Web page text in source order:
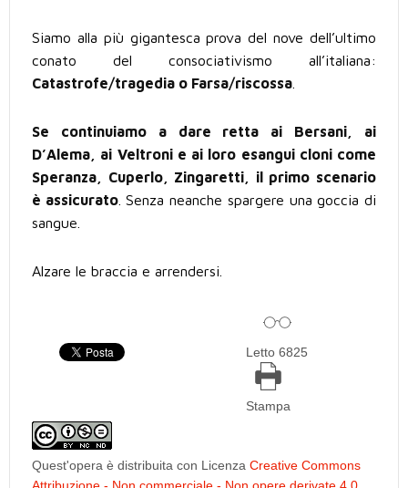
Siamo alla più gigantesca prova del nove dell’ultimo
conato del consociativismo all’italiana:
Catastrofe/tragedia o Farsa/riscossa
Se continuiamo a dare retta ai Bersani, ai
D’Alema, ai Veltroni e ai loro esangui cloni come
Speranza, Cuperlo, Zingaretti, il primo scenario
è assicurato. Senza neanche spargere una goccia di
sangue.
Alzare le braccia e arrendersi.
Letto 6825
Stampa
Quest'opera è distribuita con Licenza Creative Commons